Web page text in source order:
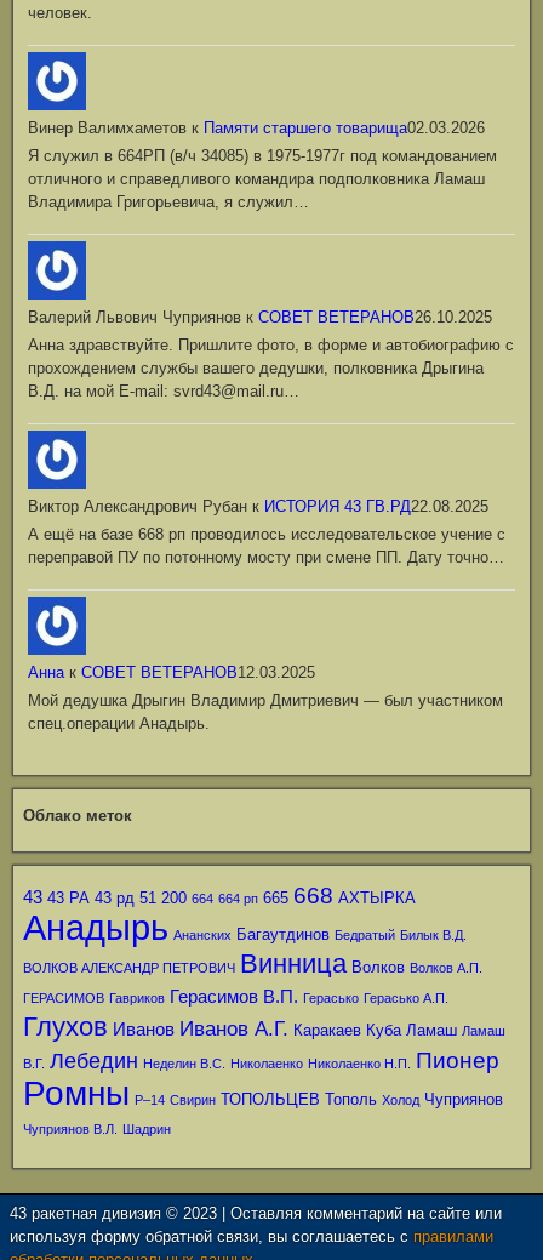
человек.
Винер Валимхаметов к Памяти старшего товарища02.03.2026
Я служил в 664РП (в/ч 34085) в 1975-1977г под командованием
отличного и справедливого командира подполковника Ламаш
Владимира Григорьевича, я служил…
Валерий Львович Чуприянов к СОВЕТ ВЕТЕРАНОВ26.10.2025
Анна здравствуйте. Пришлите фото, в форме и автобиографию с
прохождением службы вашего дедушки, полковника Дрыгина
В.Д. на мой Е-mail: svrd43@mail.ru…
Виктор Александрович Рубан к ИСТОРИЯ 43 ГВ.РД22.08.2025
А ещё на базе 668 рп проводилось исследовательское учение с
переправой ПУ по потонному мосту при смене ПП. Дату точно…
Аннак СОВЕТ ВЕТЕРАНОВ12.03.2025
Мой дедушка Дрыгин Владимир Дмитриевич — был участником
спец.операции Анадырь.
Облако меток
43 43 РА 43 рд 51 200 664 664 рп 665 668 АХТЫРКА
Анадырь Ананских Багаутдинов Бедратый Билык В.Д.
ВОЛКОВ АЛЕКСАНДР ПЕТРОВИЧ Винница Волков Волков А.П.
ГЕРАСИМОВ Гавриков Герасимов В.П. Герасько Герасько А.П.
Глухов Иванов Иванов А.Г. Каракаев Куба Ламаш Ламаш
В.Г. Лебедин Неделин В.С. Николаенко Николаенко Н.П. Пионер
Ромны Р–14 Свирин ТОПОЛЬЦЕВ Тополь Холод Чуприянов
Чуприянов В.Л. Шадрин
43 ракетная дивизия © 2023 | Оставляя комментарий на сайте или
используя форму обратной связи, вы соглашаетесь с правилами